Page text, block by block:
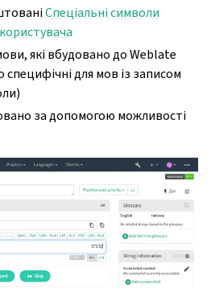
Спеціальні символи
які вбудовано до Weblate
для мов із записом
за допомогою можливості